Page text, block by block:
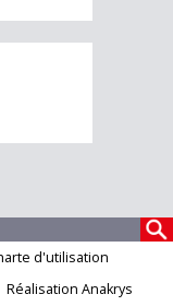
d'utilisation
Réalisation Anakrys